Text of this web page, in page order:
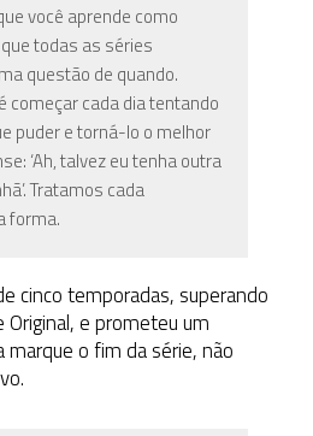
você aprende como
todas as séries
questão de quando.
começar cada dia tentando
puder e torná-lo o melhor
‘Ah, talvez eu tenha outra
Tratamos cada
forma.
cinco temporadas, superando
Original, e prometeu um
o fim da série, não